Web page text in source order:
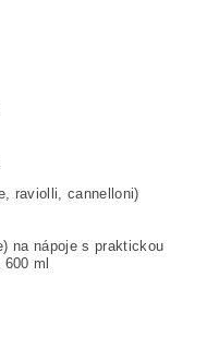
raviolli, cannelloni)
na nápoje s praktickou
ml